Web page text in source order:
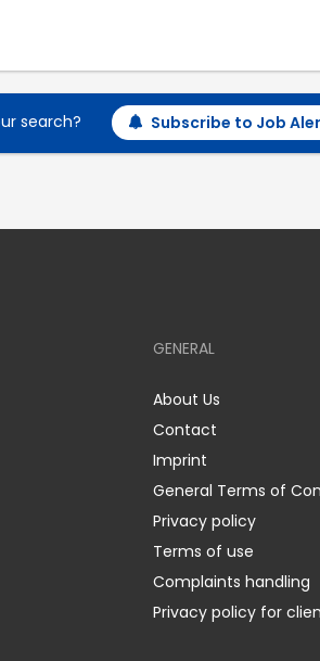
search? Subscribe to Job
GENERAL
About Us
Contact
Imprint
General Terms of
Privacy policy
Terms of use
Complaints handling
Privacy policy for